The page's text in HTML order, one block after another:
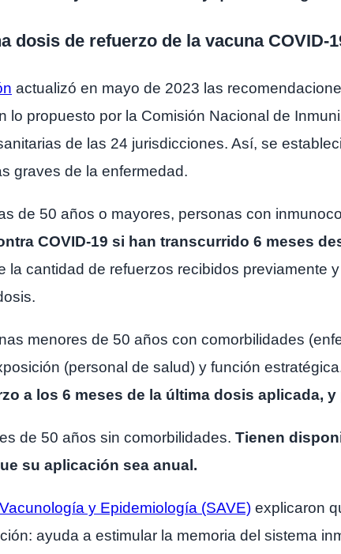
dosis de refuerzo de la vacuna COVID-
actualizó en mayo de 2023 las
lo propuesto por la Comisión Nacional de
de las 24 jurisdicciones. Así, se
graves de la enfermedad.
de 50 años o mayores, personas con
COVID-19 si han transcurrido 6 meses
la cantidad de refuerzos recibidos previamente
menores de 50 años con comorbilidades
(personal de salud) y función
a los 6 meses de la última dosis aplicada,
de 50 años sin comorbilidades. Tienen
su aplicación sea anual.
y Epidemiología (SAVE) explicaron
ayuda a estimular la memoria del sistema